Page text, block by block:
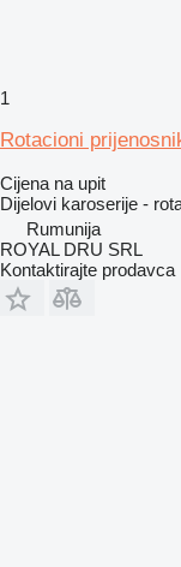
1
Rotacioni
Cijena na upit
Dijelovi karoserije -
Rumunija
ROYAL DRU SRL
Kontaktirajte prodavca